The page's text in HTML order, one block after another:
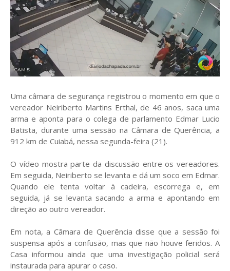
Uma câmara de segurança registrou o momento em que o
vereador Neiriberto Martins Erthal, de 46 anos, saca uma
arma e aponta para o colega de parlamento Edmar Lucio
Batista, durante uma sessão na Câmara de Querência, a
912 km de Cuiabá, nessa segunda-feira (21).
O vídeo mostra parte da discussão entre os vereadores.
Em seguida, Neiriberto se levanta e dá um soco em Edmar.
Quando ele tenta voltar à cadeira, escorrega e, em
seguida, já se levanta sacando a arma e apontando em
direção ao outro vereador.
Em nota, a Câmara de Querência disse que a sessão foi
suspensa após a confusão, mas que não houve feridos. A
Casa informou ainda que uma investigação policial será
instaurada para apurar o caso.